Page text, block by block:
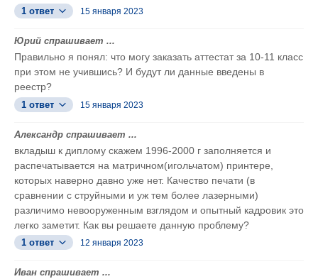
1 ответ 15 января 2023
Юрий спрашивает ...
Правильно я понял: что могу заказать аттестат за 10-11 класс
при этом не учившись? И будут ли данные введены в
реестр?
1 ответ 15 января 2023
Александр спрашивает ...
вкладыш к диплому скажем 1996-2000 г заполняется и
распечатывается на матричном(игольчатом) принтере,
которых наверно давно уже нет. Качество печати (в
сравнении с струйными и уж тем более лазерными)
различимо невооруженным взглядом и опытный кадровик это
легко заметит. Как вы решаете данную проблему?
1 ответ 12 января 2023
Иван спрашивает ...